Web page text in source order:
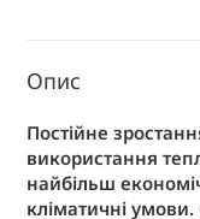
Опис
Постійне
використання
найбільш
кліматичні